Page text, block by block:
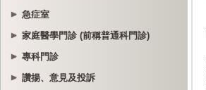
急症室
家庭醫學門診 (前稱普通科門診)
專科門診
讚揚、意見及投訴